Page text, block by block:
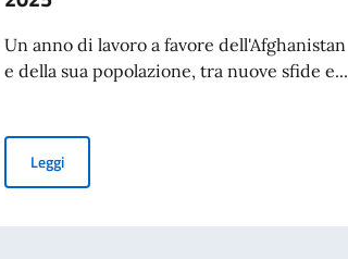
Un anno di lavoro a favore dell'Afghanistan
e della sua popolazione, tra nuove sfide e...
LeggiRapporto Annuale AICS Afghanistan 2025